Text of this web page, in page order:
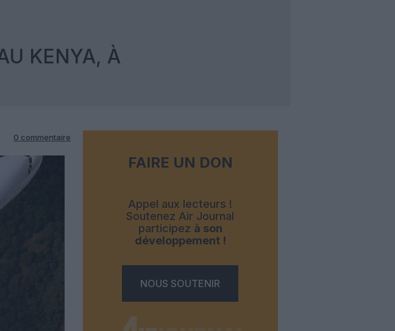
KENYA, À
0 commentaire
FAIRE UN DON
Appel aux lecteurs !
Soutenez Air Journal
participez à son
développement !
NOUS SOUTENIR